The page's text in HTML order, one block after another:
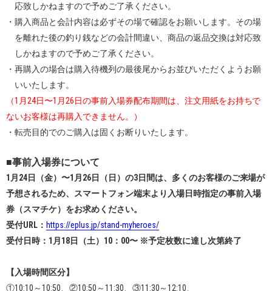
応致しかねますので予めご了承ください。
・購入商品と会計内容は必ずその場で確認をお願いします。その場
を離れた後の釣り銭などの会計間違い、商品の返品交換は対応致
しかねますので予めご了承ください。
・再購入の場合は購入待機列の最後尾からお並びいただくようお願
いいたします。
（1月24日〜1月26日の事前入場券配布期間は、注文用紙をお持ちで
ないお客様は再購入できません。）
・転売目的でのご購入は固くお断りいたします。
■事前入場券について
1月24日（金）〜1月26日（日）の3日間は、多くのお客様のご来場が
予想されるため、スマートフォン端末より入場日時指定の事前入場
券（スマチケ）をお求めください。
受付URL： https://eplus.jp/stand-myheroes/
受付日時：1月18日（土）10：00〜 ※予定枚数に達し次第終了
【入場時間区分】
①10:10～10:50、②10:50～11:30、③11:30～12:10、